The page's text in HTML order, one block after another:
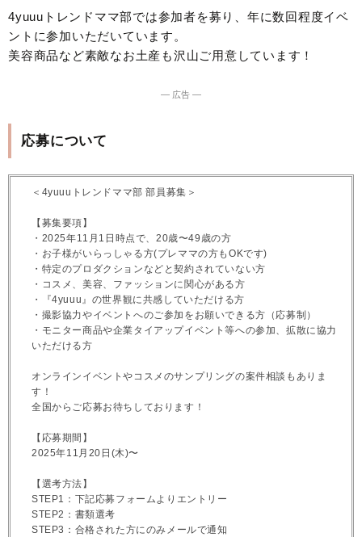
4yuuuトレンドママ部では参加者を募り、年に数回程度イベ
ントに参加いただいています。
美容商品など素敵なお土産も沢山ご用意しています！
― 広告 ―
応募について
＜4yuuuトレンドママ部 部員募集＞
【募集要項】
・2025年11月1日時点で、20歳〜49歳の方
・お子様がいらっしゃる方(プレママの方もOKです)
・特定のプロダクションなどと契約されていない方
・コスメ、美容、ファッションに関心がある方
・『4yuuu』の世界観に共感していただける方
・撮影協力やイベントへのご参加をお願いできる方（応募制）
・モニター商品や企業タイアップイベント等への参加、拡散に協力
いただける方
オンラインイベントやコスメのサンプリングの案件相談もありま
す！
全国からご応募お待ちしております！
【応募期間】
2025年11月20日(木)〜
【選考方法】
STEP1：下記応募フォームよりエントリー
STEP2：書類選考
STEP3：合格された方にのみメールで通知